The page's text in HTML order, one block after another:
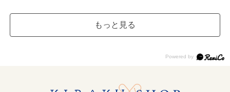
もっと見る